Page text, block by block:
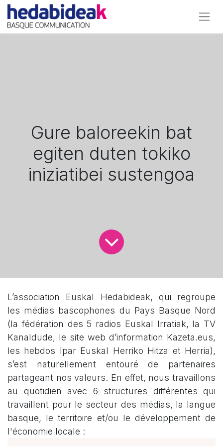
Gure baloreekin bat
egiten duten tokiko
iniziatibei sustengoa
L’association Euskal Hedabideak, qui regroupe
les médias bascophones du Pays Basque Nord
(la fédération des 5 radios Euskal Irratiak, la TV
Kanaldude, le site web d’information Kazeta.eus,
les hebdos Ipar Euskal Herriko Hitza et Herria),
s’est naturellement entouré de partenaires
partageant nos valeurs. En effet, nous travaillons
au quotidien avec 6 structures différentes qui
travaillent pour le secteur des médias, la langue
basque, le territoire et/ou le développement de
l'économie locale :